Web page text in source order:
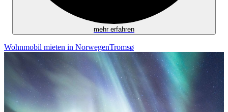
mehr erfahren
Wohnmobil mieten in NorwegenTromsø